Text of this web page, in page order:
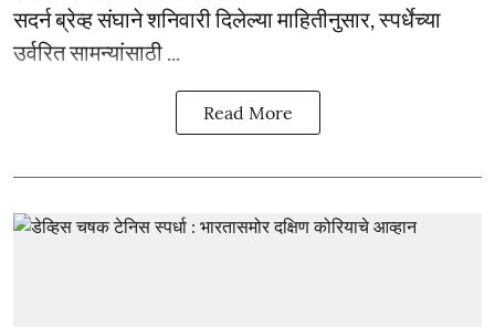
सदर्न ब्रेव्ह संघाने शनिवारी दिलेल्या माहितीनुसार, स्पर्धेच्या
उर्वरित सामन्यांसाठी ...
Read More